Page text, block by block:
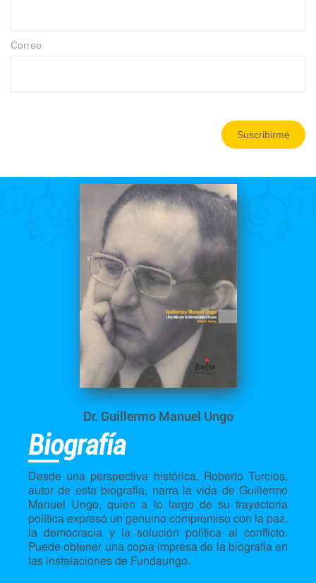
Correo
Suscribirme
Dr. Guillermo Manuel Ungo
Biografía
Desde una perspectiva histórica, Roberto Turcios,
autor de esta biografía, narra la vida de Guillermo
Manuel Ungo, quien a lo largo de su trayectoria
política expresó un genuino compromiso con la paz,
la democracia y la solución política al conflicto.
Puede obtener una copia impresa de la biografía en
las instalaciones de Fundaungo.